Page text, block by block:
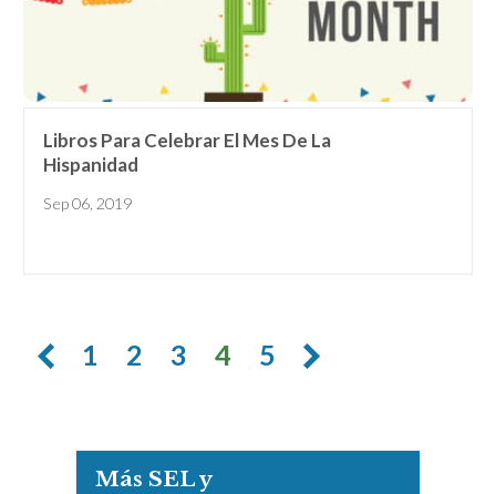
Libros Para Celebrar El Mes De La
Hispanidad
Sep 06, 2019
1 2 3 4 5
Más SEL y